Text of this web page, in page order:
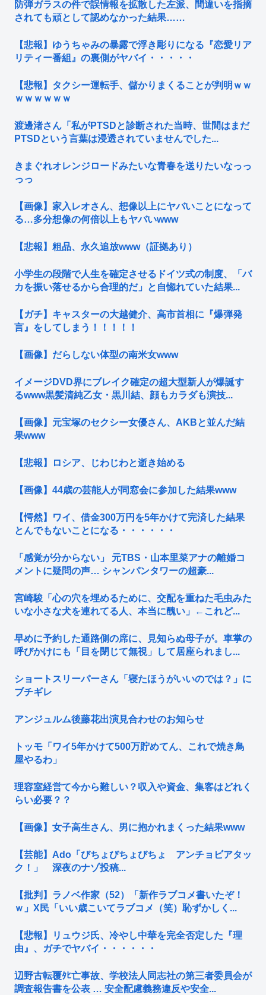
防弾ガラスの件で誤情報を拡散した左派、間違いを指摘
されても頑として認めなかった結果……
【悲報】ゆうちゃみの暴露で浮き彫りになる『恋愛リア
リティー番組』の裏側がヤバイ・・・・・
【悲報】タクシー運転手、儲かりまくることが判明ｗｗ
ｗｗｗｗｗｗ
渡邊渚さん「私がPTSDと診断された当時、世間はまだ
PTSDという言葉は浸透されていませんでした...
きまぐれオレンジロードみたいな青春を送りたいなっっ
っっ
【画像】家入レオさん、想像以上にヤバいことになって
る…多分想像の何倍以上もヤバいwww
【悲報】粗品、永久追放www（証拠あり）
小学生の段階で人生を確定させるドイツ式の制度、「バ
カを振い落せるから合理的だ」と自惚れていた結果...
【ガチ】キャスターの大越健介、高市首相に『爆弾発
言』をしてしまう！！！！！
【画像】だらしない体型の南米女www
イメージDVD界にブレイク確定の超大型新人が爆誕す
るwww黒髪清純乙女・黒川結、顔もカラダも演技...
【画像】元宝塚のセクシー女優さん、AKBと並んだ結
果www
【悲報】ロシア、じわじわと逝き始める
【画像】44歳の芸能人が同窓会に参加した結果www
【愕然】ワイ、借金300万円を5年かけて完済した結果
とんでもないことになる・・・・・・
「感覚が分からない」 元TBS・山本里菜アナの離婚コ
メントに疑問の声… シャンパンタワーの超豪...
宮崎駿「心の穴を埋めるために、交配を重ねた毛虫みた
いな小さな犬を連れてる人、本当に醜い」←これど...
早めに予約した通路側の席に、見知らぬ母子が。車掌の
呼びかけにも「目を閉じて無視」して居座られまし...
ショートスリーパーさん「寝たほうがいいのでは？」に
ブチギレ
アンジュルム後藤花出演見合わせのお知らせ
トッモ「ワイ5年かけて500万貯めてん、これで焼き鳥
屋やるわ」
理容室経営て今から難しい？収入や資金、集客はどれく
らい必要？？
【画像】女子高生さん、男に抱かれまくった結果www
【芸能】Ado「びちょびちょびちょ アンチョビアタッ
ク！」 深夜のナゾ投稿...
【批判】ラノベ作家（52）「新作ラブコメ書いたぞ！
ｗ」X民「いい歳こいてラブコメ（笑）恥ずかしく...
【悲報】リュウジ氏、冷やし中華を完全否定した『理
由』、ガチでヤバイ・・・・・・
辺野古転覆ﾀﾋ亡事故、学校法人同志社の第三者委員会が
調査報告書を公表 … 安全配慮義務違反や安全...